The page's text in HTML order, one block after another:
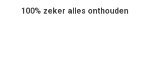
100% zeker alles onthouden